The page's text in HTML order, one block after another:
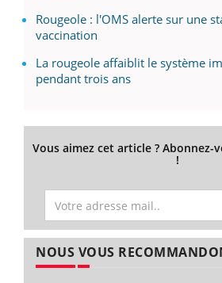
Rougeole : l'OMS alerte sur une
vaccination
La rougeole affaiblit le système
pendant trois ans
Vous aimez cet article ? Abonnez-
!
NOUS VOUS